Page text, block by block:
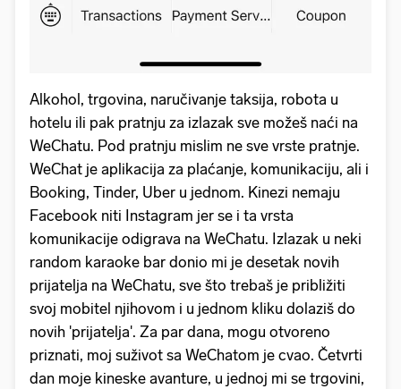
Alkohol, trgovina, naručivanje taksija, robota u
hotelu ili pak pratnju za izlazak sve možeš naći na
WeChatu. Pod pratnju mislim ne sve vrste pratnje.
WeChat je aplikacija za plaćanje, komunikaciju, ali i
Booking, Tinder, Uber u jednom. Kinezi nemaju
Facebook niti Instagram jer se i ta vrsta
komunikacije odigrava na WeChatu. Izlazak u neki
random karaoke bar donio mi je desetak novih
prijatelja na WeChatu, sve što trebaš je približiti
svoj mobitel njihovom i u jednom kliku dolaziš do
novih 'prijatelja'. Za par dana, mogu otvoreno
priznati, moj suživot sa WeChatom je cvao. Četvrti
dan moje kineske avanture, u jednoj mi se trgovini,